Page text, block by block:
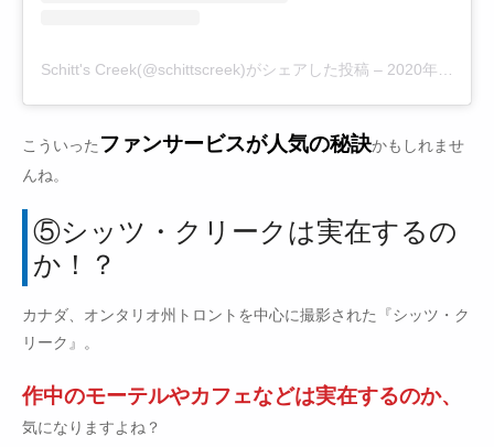
Schitt's Creek(@schittscreek)がシェアした投稿 – 2020年 1月月28日午後6時04分PST
こういった ファンサービスが人気の秘訣かもしれませ
んね。
⑤シッツ・クリークは実在するの
か！？
カナダ、オンタリオ州トロントを中心に撮影された『シッツ・ク
リーク』。
作中のモーテルやカフェなどは実在するのか、
気になりますよね？